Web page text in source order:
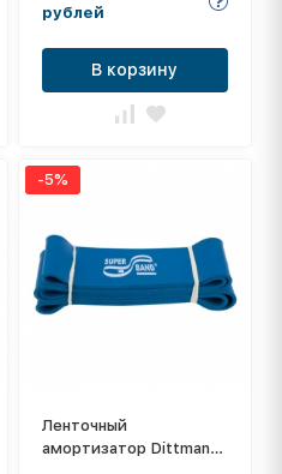
рублей
В корзину
-5%
Ленточный
амортизатор Dittmann